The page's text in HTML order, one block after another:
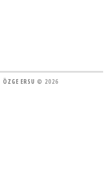
ÖZGE ERSU © 2026